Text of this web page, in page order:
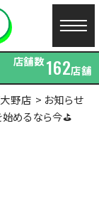
店舗数162店舗
野店
お知らせ
始めるなら今⛳️